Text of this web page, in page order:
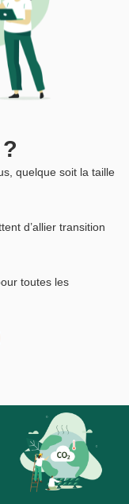
quelque soit la taille
d’allier transition
toutes les